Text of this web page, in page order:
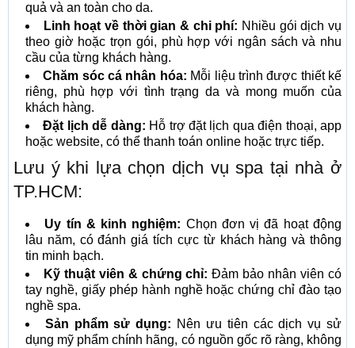
quả và an toàn cho da.
Linh hoạt về thời gian & chi phí: Nhiều gói dịch vụ
theo giờ hoặc trọn gói, phù hợp với ngân sách và nhu
cầu của từng khách hàng.
Chăm sóc cá nhân hóa: Mỗi liệu trình được thiết kế
riêng, phù hợp với tình trạng da và mong muốn của
khách hàng.
Đặt lịch dễ dàng: Hỗ trợ đặt lịch qua điện thoại, app
hoặc website, có thể thanh toán online hoặc trực tiếp.
Lưu ý khi lựa chọn dịch vụ spa tại nhà ở
TP.HCM:
Uy tín & kinh nghiệm: Chọn đơn vị đã hoạt động
lâu năm, có đánh giá tích cực từ khách hàng và thông
tin minh bạch.
Kỹ thuật viên & chứng chỉ: Đảm bảo nhân viên có
tay nghề, giấy phép hành nghề hoặc chứng chỉ đào tạo
nghề spa.
Sản phẩm sử dụng: Nên ưu tiên các dịch vụ sử
dụng mỹ phẩm chính hãng, có nguồn gốc rõ ràng, không